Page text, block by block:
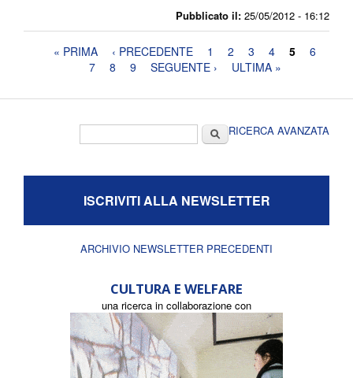
Pubblicato il: 25/05/2012 - 16:12
Pagine« PRIMA ‹ PRECEDENTE 1 2 3 4 5
6
7
8 9 SEGUENTE › ULTIMA »
CercaRICERCA AVANZATA
ISCRIVITI ALLA NEWSLETTER
ARCHIVIO NEWSLETTER PRECEDENTI
CULTURA E WELFARE
una ricerca in collaborazione con